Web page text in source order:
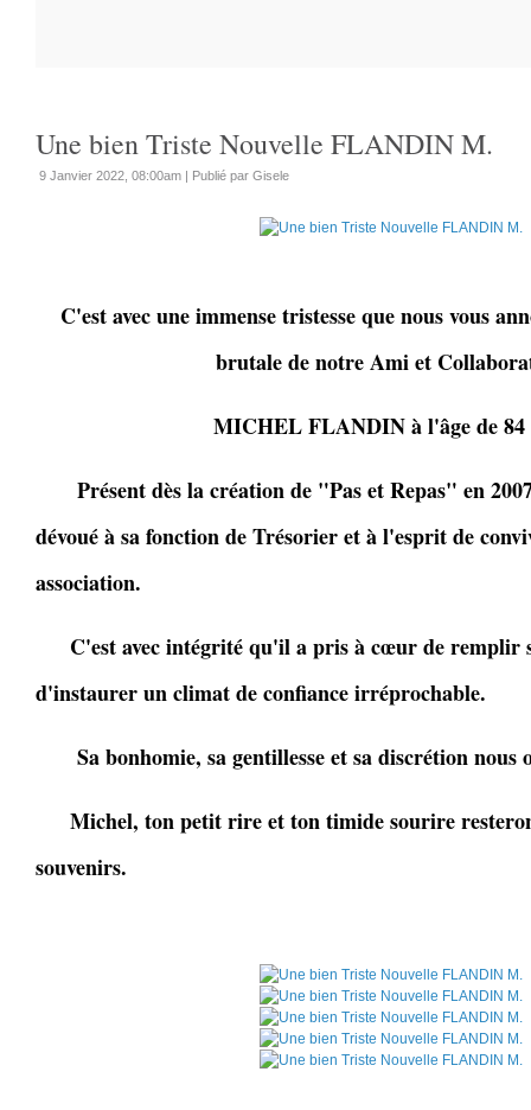
Une bien Triste Nouvelle FLANDIN M.
9 Janvier 2022, 08:00am | Publié par Gisele
C'est avec une immense tristesse que nous vous
brutale de notre Ami et
MICHEL FLANDIN à l'âge de 84
Présent dès la création de "Pas et Repas" en
dévoué à sa fonction de Trésorier et à l'esprit de
association.
C'est avec intégrité qu'il a pris à cœur de remplir
d'instaurer un climat de confiance irréprochable.
Sa bonhomie, sa gentillesse et sa discrétion nous
Michel, ton petit rire et ton timide sourire
souvenirs.